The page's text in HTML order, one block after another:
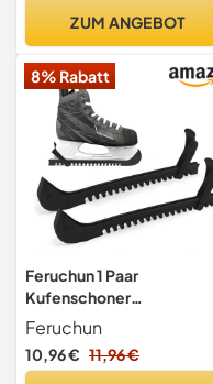
ZUM ANGEBOT
8% Rabatt
Feruchun 1 Paar
Kufenschoner
r Schlittschuhschutz für
Eiskunstlauf
Feruchun
10,96 € 11,96 €